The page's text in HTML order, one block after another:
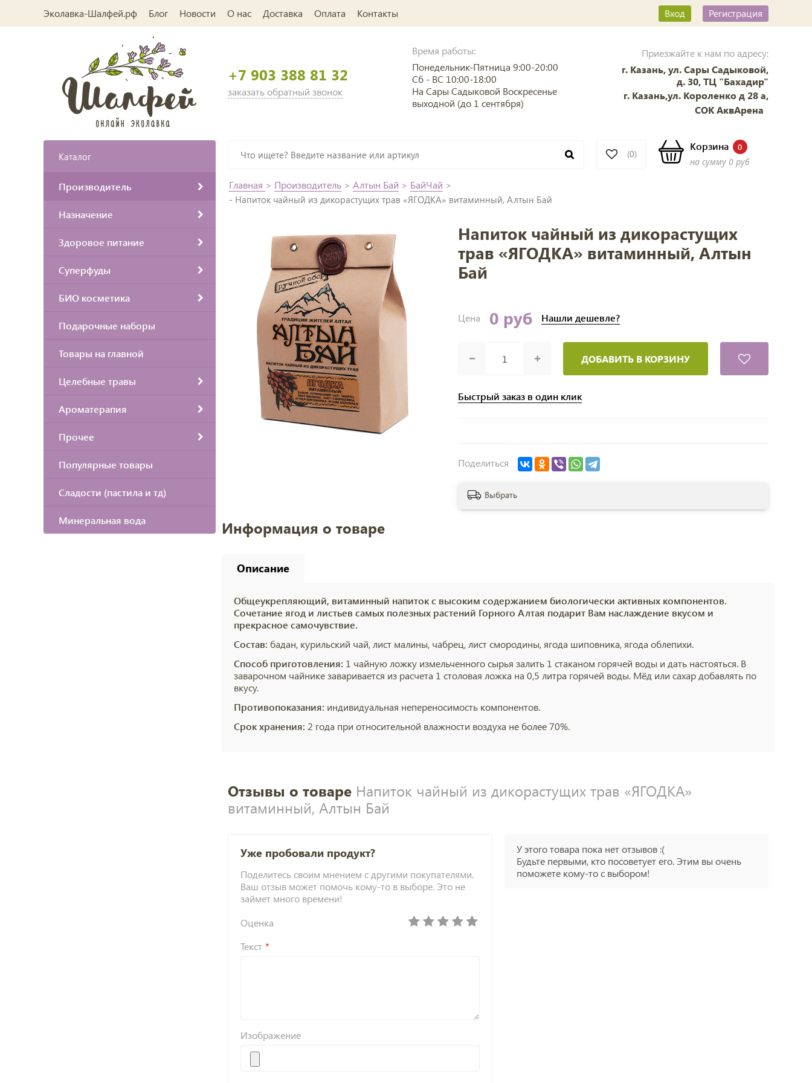
Эколавка-Шалфей.рф Блог Новости О нас Доставка Оплата Контакты Вход Регистрация
+7 903 388 81 32
заказать обратный звонок
Время работы:
Понедельник-Пятница 9:00-20:00
Сб - ВС 10:00-18:00
На Сары Садыковой Воскресенье
выходной (до 1 сентября)
Приезжайте к нам по адресу:
г. Казань, ул. Сары Садыковой,
д. 30, ТЦ "Бахадир"
г. Казань,ул. Короленко д 28 а,
СОК АквАрена
(0)
Корзина 0
на сумму 0 руб
Каталог
Производитель
Назначение
Здоровое питание
Суперфуды
БИО косметика
Подарочные наборы
Товары на главной
Целебные травы
Ароматерапия
Прочее
Популярные товары
Сладости (пастила и тд)
Минеральная вода
Главная > Производитель > Алтын Бай > БайЧай >
- Напиток чайный из дикорастущих трав «ЯГОДКА» витаминный, Алтын Бай
Напиток чайный из дикорастущих
трав «ЯГОДКА» витаминный, Алтын
Бай
Цена 0 руб Нашли дешевле?
ДОБАВИТЬ В КОРЗИНУ
Быстрый заказ в один клик
Поделиться
Выбрать
Информация о товаре
Описание
Общеукрепляющий, витаминный напиток с высоким содержанием биологически активных компонентов.
Сочетание ягод и листьев самых полезных растений Горного Алтая подарит Вам наслаждение вкусом и
прекрасное самочувствие.
Состав: бадан, курильский чай, лист малины, чабрец, лист смородины, ягода шиповника, ягода облепихи.
Способ приготовления: 1 чайную ложку измельченного сырья залить 1 стаканом горячей воды и дать настояться. В
заварочном чайнике заваривается из расчета 1 столовая ложка на 0,5 литра горячей воды. Мёд или сахар добавлять по
вкусу.
Противопоказания: индивидуальная непереносимость компонентов.
Срок хранения: 2 года при относительной влажности воздуха не более 70%.
Отзывы о товаре Напиток чайный из дикорастущих трав «ЯГОДКА»
витаминный, Алтын Бай
Уже пробовали продукт?
Поделитесь своим мнением с другими покупателями.
Ваш отзыв может помочь кому-то в выборе. Это не
займет много времени!
Оценка
Текст
Изображение
У этого товара пока нет отзывов :(
Будьте первыми, кто посоветует его. Этим вы очень
поможете кому-то с выбором!